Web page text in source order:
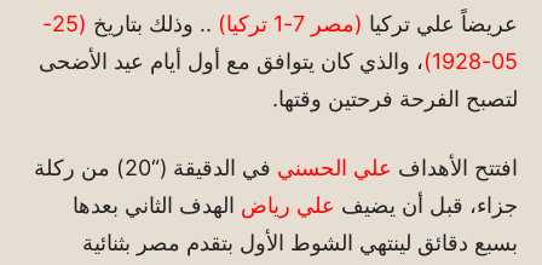
عريضاً علي تركيا (مصر 7-1 تركيا) .. وذلك بتاريخ
(25-
05-1928)
، والذي كان يتوافق مع أول أيام عيد الأضحى
لتصبح الفرحة فرحتين وقتها.
افتتح الأهداف علي الحسني
في الدقيقة (“20) من ركلة
جزاء، قبل أن يضيف علي رياض الهدف الثاني بعدها
بسبع دقائق لينتهي الشوط الأول بتقدم مصر بثنائية